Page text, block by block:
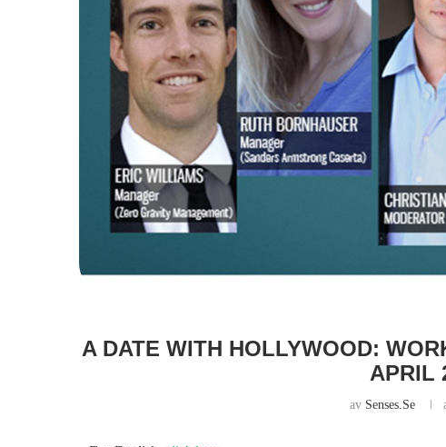
A DATE WITH HOLLYWOOD:
APRIL
av Senses.se